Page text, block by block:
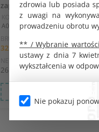
zdrowia lub posiada
z uwagi na
prowadzeniu obrotu
** / Wybranie
ustawy z dnia 7
wykształcenia w
Nie pokazuj
zapas 2L
KOD PRODUKTU:
A0719
32.00 zł
NETTO
26.02 zł